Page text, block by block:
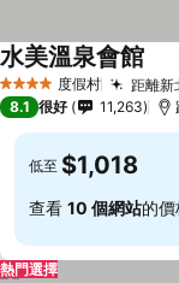
4 星級 度假村 距離新
水美溫泉會館
8.1 很好 11,263
低至 $1,018
查看 10 個網站的價
熱門選擇